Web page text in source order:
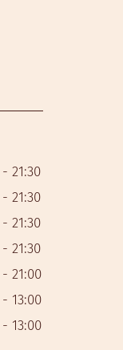
21:30
21:30
21:30
21:30
21:00
13:00
13:00